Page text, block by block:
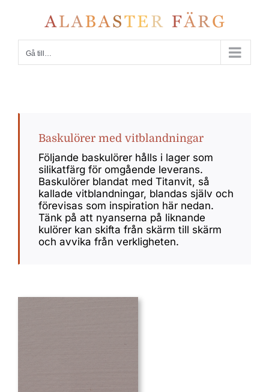
innehållet
Gå till…
Baskulörer med vitblandningar
Följande baskulörer hålls i lager som
silikatfärg för omgående leverans.
Baskulörer blandat med Titanvit, så
kallade vitblandningar, blandas själv och
förevisas som inspiration här nedan.
Tänk på att nyanserna på liknande
kulörer kan skifta från skärm till skärm
och avvika från verkligheten.